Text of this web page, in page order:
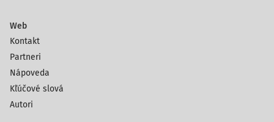
Web
Kontakt
Partneri
Nápoveda
Kľúčové slová
Autori